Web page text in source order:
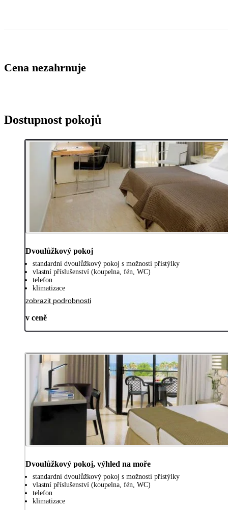
Cena nezahrnuje
Dostupnost pokojů
Dvoulůžkový pokoj
standardní dvoulůžkový pokoj s možností přistýlky
vlastní příslušenství (koupelna, fén, WC)
telefon
klimatizace
zobrazit podrobnosti
v ceně
Dvoulůžkový pokoj, výhled na moře
standardní dvoulůžkový pokoj s možností přistýlky
vlastní příslušenství (koupelna, fén, WC)
telefon
klimatizace